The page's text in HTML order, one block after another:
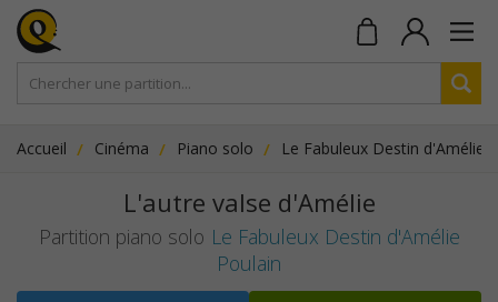
Accueil Cinéma Piano solo Le Fabuleux Destin d'Amélie
L'autre valse d'Amélie
Partition piano solo Le Fabuleux Destin d'Amélie
Poulain